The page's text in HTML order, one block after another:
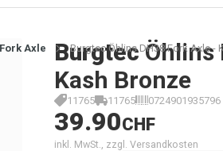
Axle Burgtec Öhlins DH38 Fork Axle -
Burgtec Öhlins
Kash Bronze
11765 11765 0724901935796
39.90CHF
inkl. MwSt., zzgl. Versandkosten